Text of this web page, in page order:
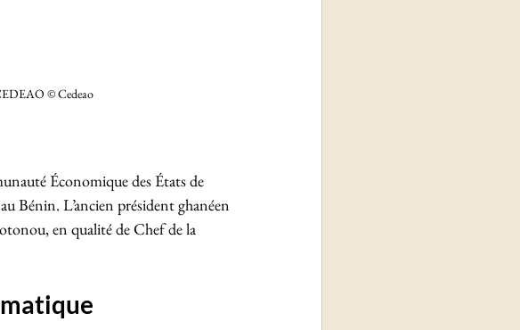
© Cedeao
Économique des États de
Bénin. L’ancien président ghanéen
en qualité de Chef de la